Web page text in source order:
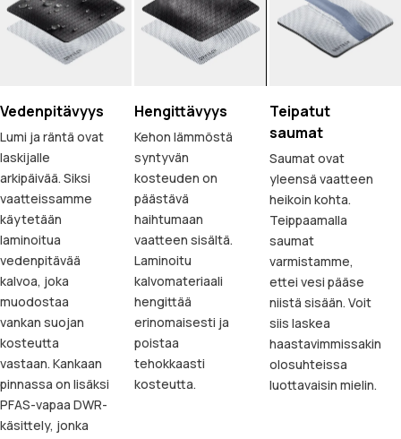
Vedenpitävyys
Lumi ja räntä ovat
laskijalle
arkipäivää. Siksi
vaatteissamme
käytetään
laminoitua
vedenpitävää
kalvoa, joka
muodostaa
vankan suojan
kosteutta
vastaan. Kankaan
pinnassa on lisäksi
PFAS-vapaa DWR-
käsittely, jonka
Hengittävyys
Kehon lämmöstä
syntyvän
kosteuden on
päästävä
haihtumaan
vaatteen sisältä.
Laminoitu
kalvomateriaali
hengittää
erinomaisesti ja
poistaa
tehokkaasti
kosteutta.
Teipatut
saumat
Saumat ovat
yleensä vaatteen
heikoin kohta.
Teippaamalla
saumat
varmistamme,
ettei vesi pääse
niistä sisään. Voit
siis laskea
haastavimmissakin
olosuhteissa
luottavaisin mielin.